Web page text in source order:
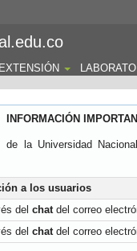
EXTENSIÓN
INFORMACIÓN
de la Universidad
a los usuarios
del chatdel correo
del chatdel correo